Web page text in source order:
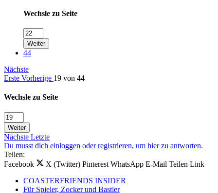
Wechsle zu Seite
Weiter
44
Nächste
Erste Vorherige 19 von 44
Wechsle zu Seite
Weiter
Nächste Letzte
Du musst dich einloggen oder registrieren, um hier zu antworten.
Teilen:
Facebook
X (Twitter) Pinterest WhatsApp E-Mail Teilen Link
COASTERFRIENDS INSIDER
Für Spieler, Zocker und Bastler